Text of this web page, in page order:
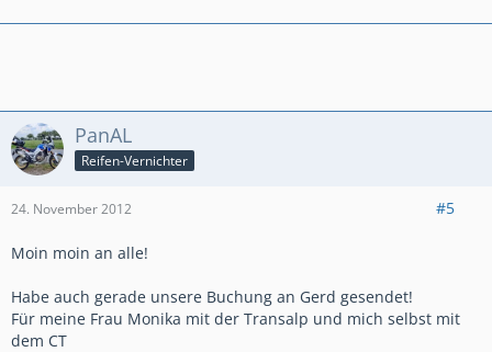
PanAL
Reifen-Vernichter
24. November 2012 #5
Moin moin an alle!
Habe auch gerade unsere Buchung an Gerd gesendet!
Für meine Frau Monika mit der Transalp und mich selbst mit
dem CT